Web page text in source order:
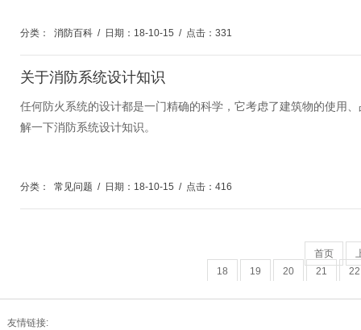
分类： 消防百科 / 日期：18-10-15 / 点击：331
关于消防系统设计知识
任何防火系统的设计都是一门精确的科学，它考虑了建筑物的使用
解一下消防系统设计知识。
分类： 常见问题 / 日期：18-10-15 / 点击：416
首页
18
19 20 21 22
友情链接: